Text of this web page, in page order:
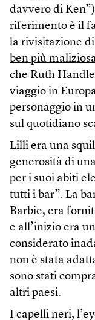
davvero di
riferimento è il
la rivisitazione
ben più
che Ruth
viaggio in
personaggio in
sul quotidiano
Lilli era una
generosità di
per i suoi abiti
tutti i bar”. La
Barbie, era
e all’inizio era
considerato
non è stata
sono stati
altri paesi.
I capelli neri,